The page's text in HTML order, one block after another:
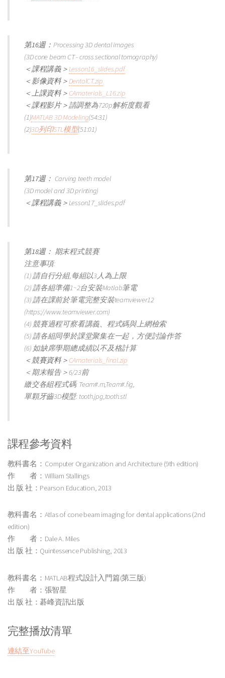
第16週： Processing 3D dental images
(3D cone beam CT - cross sectional tomography)
＜課程講義＞Lesson16_slides.pdf
＜影像資料＞DentalCT.zip
＜上課資料＞ CAmaterials_L16.zip
＜課程影片＞請調整為720p解析度觀看
(1)MATLAB 3D Modeling(54:31)
(2)3D列印STL模型(51:01)
第17週： Carving teeth model
(3D model and 3D printing)
＜課程講義＞ Lesson17_slides.pdf
第18週： 期末程式競賽
注意事項:
(1) 請自行分組,每組以3人為上限
(2) 請各組準備1~2台安裝Matlab筆電
(3) 請在課前於筆電完整安裝teamviewer12
(https://www.teamviewer.com)
(4) 競賽過程可察看講義、程式碼與上網檢索
(5) 請各組同學於課堂聚集在一起，方便討論作答
(6) 如缺席學期總成績以不及格計算
＜競賽資料＞ CAmaterials_final.zip
＜期末報告＞6/23前
繳交各組程式碼: Team#.m,Team#.fig,
單顆牙齒3D模型: tooth.jpg,tooth.stl
課程參考資料
教科書名：Computer Organization and Architecture (9th edition)
作 者：William Stallings
出 版 社：Pearson Education, 2013
教科書名：Atlas of cone beam imaging for dental applications (2nd
edition)
作 者：Dale A. Miles
出 版 社：Quintessence Publishing, 2013
教科書名：MATLAB程式設計入門篇(第三版)
作 者：張智星
出 版 社：碁峰資訊出版
完整播放清單
連結至YouTube